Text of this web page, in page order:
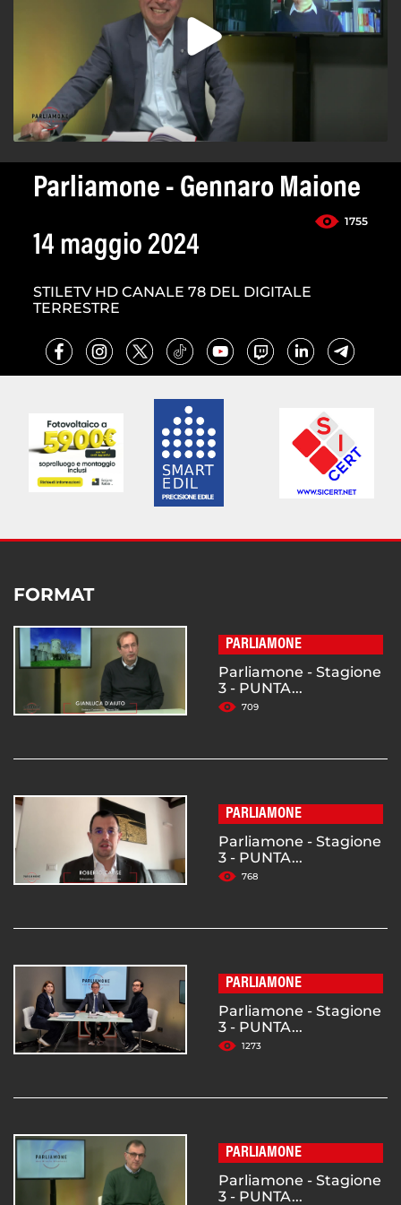
Parliamone - Gennaro Maione
1755
14 maggio 2024
STILETV HD CANALE 78 DEL DIGITALE
TERRESTRE
FORMAT
PARLIAMONE
Parliamone - Stagione
3 - PUNTA...
709
PARLIAMONE
Parliamone - Stagione
3 - PUNTA...
768
PARLIAMONE
Parliamone - Stagione
3 - PUNTA...
1273
PARLIAMONE
Parliamone - Stagione
3 - PUNTA...